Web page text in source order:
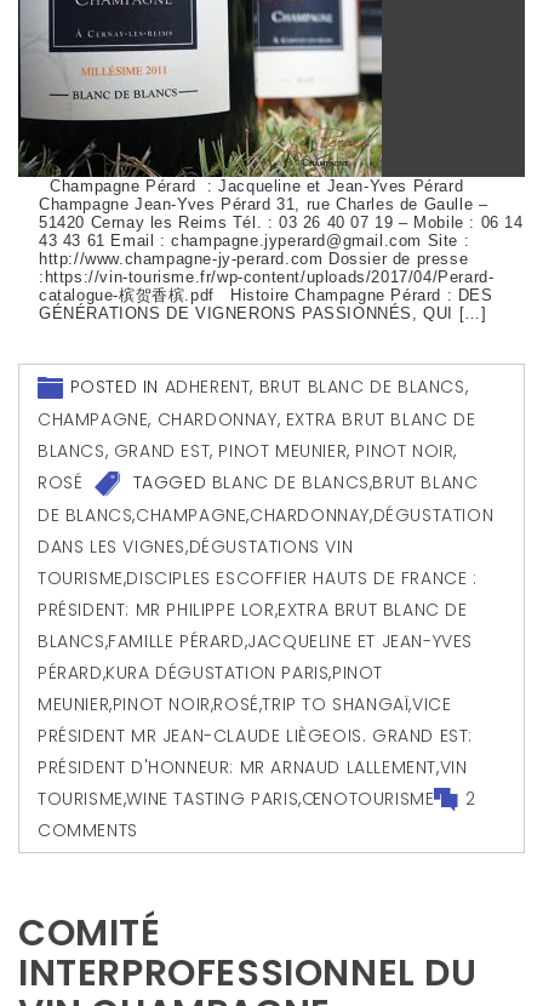
Champagne Pérard : Jacqueline et Jean-Yves Pérard
Champagne Jean-Yves Pérard 31, rue Charles de Gaulle –
51420 Cernay les Reims Tél. : 03 26 40 07 19 – Mobile : 06 14
43 43 61 Email : champagne.jyperard@gmail.com Site :
http://www.champagne-jy-perard.com Dossier de presse
:https://vin-tourisme.fr/wp-content/uploads/2017/04/Perard-
catalogue-槟贺香槟.pdf Histoire Champagne Pérard : DES
GÉNÉRATIONS DE VIGNERONS PASSIONNÉS, QUI […]
POSTED IN ADHERENT, BRUT BLANC DE BLANCS,
CHAMPAGNE, CHARDONNAY, EXTRA BRUT BLANC DE
BLANCS, GRAND EST, PINOT MEUNIER, PINOT NOIR,
ROSÉ
TAGGED BLANC DE BLANCS,BRUT BLANC
DE BLANCS,CHAMPAGNE,CHARDONNAY,DÉGUSTATION
DANS LES VIGNES,DÉGUSTATIONS VIN
TOURISME,DISCIPLES ESCOFFIER HAUTS DE FRANCE :
PRÉSIDENT: MR PHILIPPE LOR,EXTRA BRUT BLANC DE
BLANCS,FAMILLE PÉRARD,JACQUELINE ET JEAN-YVES
PÉRARD,KURA DÉGUSTATION PARIS,PINOT
MEUNIER,PINOT NOIR,ROSÉ,TRIP TO SHANGAÏ,VICE
PRÉSIDENT MR JEAN-CLAUDE LIÈGEOIS. GRAND EST:
PRÉSIDENT D'HONNEUR: MR ARNAUD LALLEMENT,VIN
TOURISME,WINE TASTING PARIS,ŒNOTOURISME
2
COMMENTS
COMITÉ
INTERPROFESSIONNEL DU